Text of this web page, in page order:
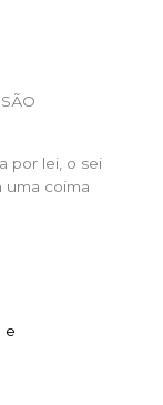
por lei, o sei
uma coima
e